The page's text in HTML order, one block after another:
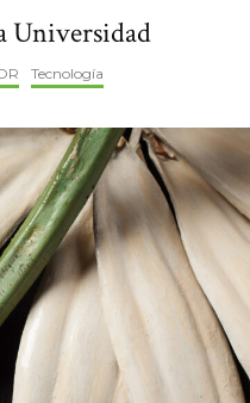
Universidad
Tecnología